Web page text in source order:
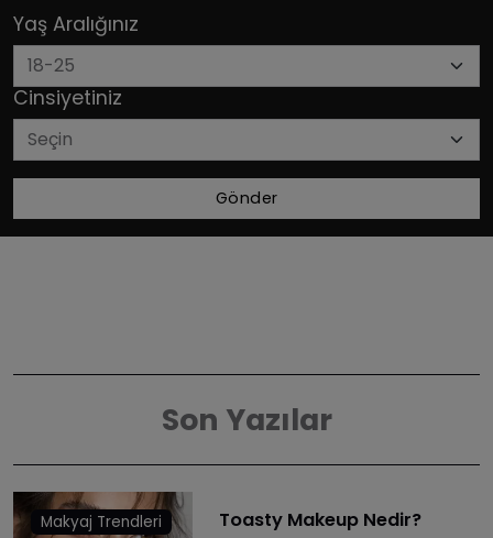
Yaş Aralığınız
Cinsiyetiniz
Gönder
Son Yazılar
Makyaj Trendleri Toasty Makeup Nedir?